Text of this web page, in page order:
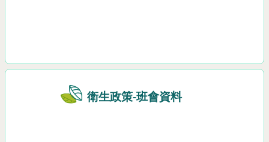
衛生政策-班會資料